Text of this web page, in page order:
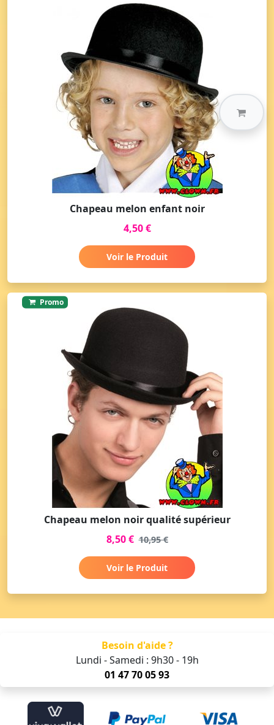
Chapeau melon enfant noir
4,50 €
Voir le Produit
Promo
Chapeau melon noir qualité supérieur
8,50 € 10,95 €
Voir le Produit
Besoin d'aide ?
Lundi - Samedi : 9h30 - 19h
01 47 70 05 93